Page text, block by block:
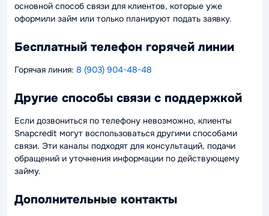
основной способ связи для клиентов, которые уже
оформили займ или только планируют подать заявку.
Бесплатный телефон горячей линии
Горячая линия: 8 (903) 904-48-48
Другие способы связи с поддержкой
Если дозвониться по телефону невозможно, клиенты
Snapcredit могут воспользоваться другими способами
связи. Эти каналы подходят для консультаций, подачи
обращений и уточнения информации по действующему
займу.
Дополнительные контакты